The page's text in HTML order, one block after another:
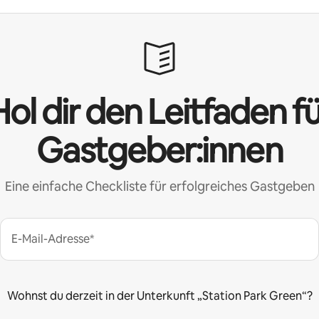
dir den Leitfaden
Gastgeber:innen
Eine einfache Checkliste für erfolgreiches Gastgeben
E-Mail-Adresse*
Wohnst du derzeit in der Unterkunft „Station Park Green“?